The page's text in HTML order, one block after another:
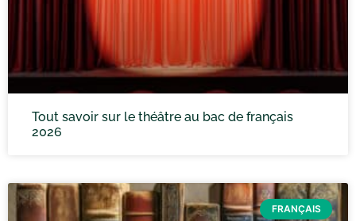
Tout savoir sur le théâtre au bac de français
2026
FRANÇAIS